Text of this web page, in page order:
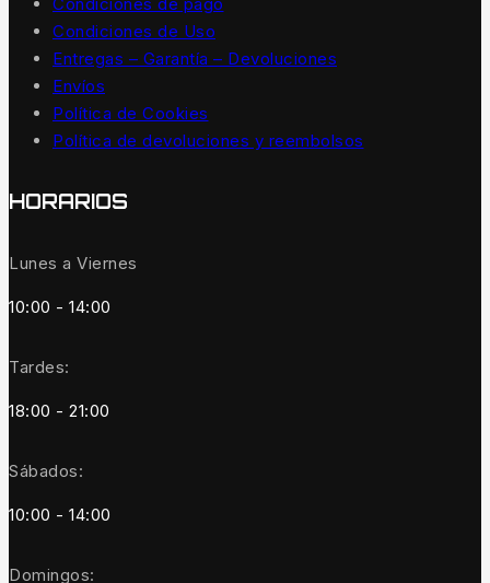
Condiciones de Uso
Entregas – Garantía – Devoluciones
Envíos
Política de Cookies
Política de devoluciones y reembolsos
HORARIOS
Lunes a Viernes
10:00 - 14:00
Tardes:
18:00 - 21:00
Sábados:
10:00 - 14:00
Domingos: